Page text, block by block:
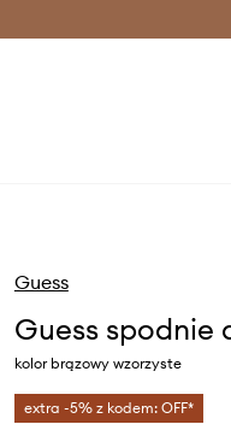
Guess
Guess spodnie
kolor brązowy wzorzyste
extra -5% z kodem: OFF*